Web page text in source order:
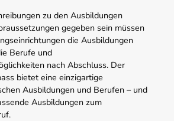
zu den Ausbildungen
gegeben sein müssen
die Ausbildungen
Berufe und
nach Abschluss. Der
bietet eine einzigartige
Ausbildungen und Berufen – und
Ausbildungen zum